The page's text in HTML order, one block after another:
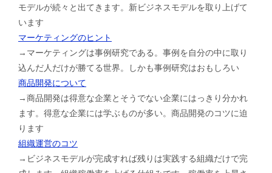
モデルが続々と出てきます。新ビジネスモデルを取り上げて
います
マーケティングのヒント
→マーケティングは事例研究である。事例を自分の中に取り
込んだ人だけが勝てる世界。しかも事例研究はおもしろい
商品開発について
→商品開発は得意な企業とそうでない企業にはっきり分かれ
ます。得意な企業には学ぶものが多い。商品開発のコツに迫
ります
組織運営のコツ
→ビジネスモデルが完成すれば残りは実践する組織だけで完